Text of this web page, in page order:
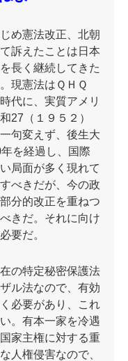
め憲法改正、北朝
訴えたことは日本
長く継続してきた
現憲法はＱＨＱ
代に、実質アメリ
27（１９５２）
句変えず、後生大
を経過し、国際
局面が多く現れて
べきだが、今の政
分的改正を重ねつ
きだ。それに向け
要だ。
の特定秘密保護法
ル法なので、有効
必要があり、これ
。有本一家を冷遇
家主権に対する重
人権侵害なので、